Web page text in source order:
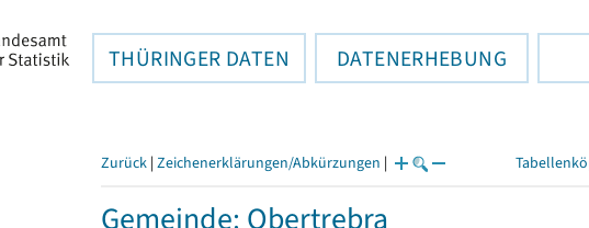
THÜRINGER DATEN DATENERHEBUNG
Zurück | Zeichenerklärungen/Abkürzungen |
Gemeinde: Obertrebra